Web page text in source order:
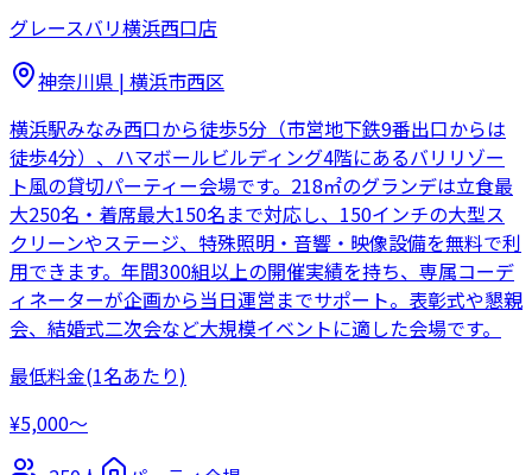
グレースバリ横浜西口店
神奈川県 | 横浜市西区
横浜駅みなみ西口から徒歩5分（市営地下鉄9番出口からは
徒歩4分）、ハマボールビルディング4階にあるバリリゾー
ト風の貸切パーティー会場です。218㎡のグランデは立食最
大250名・着席最大150名まで対応し、150インチの大型ス
クリーンやステージ、特殊照明・音響・映像設備を無料で利
用できます。年間300組以上の開催実績を持ち、専属コーデ
ィネーターが企画から当日運営までサポート。表彰式や懇親
会、結婚式二次会など大規模イベントに適した会場です。
最低料金(1名あたり)
¥5,000〜